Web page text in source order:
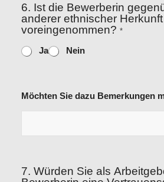
6. Ist die Bewerberin
anderer ethnischer Herkunft
voreingenommen? *
Ja Nein
Möchten Sie dazu Bemerkungen
7. Würden Sie als